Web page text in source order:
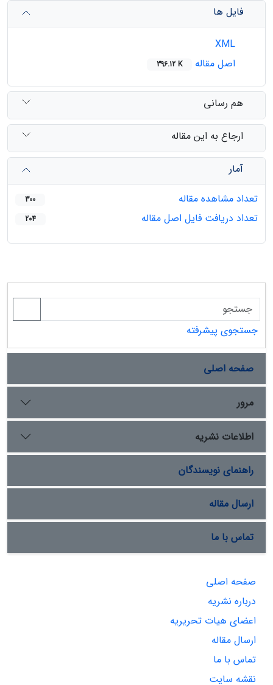
فایل ها
اصل مقاله
396.12 K
هم رسانی
ارجاع به این مقاله
آمار
تعداد مشاهده مقاله
300
تعداد دریافت فایل اصل مقاله 204
جستجوی پیشرفته
صفحه اصلی
مرور
اطلاعات نشریه
راهنمای نویسندگان
ارسال مقاله
تماس با ما
صفحه اصلی
درباره نشریه
اعضای هیات تحریریه
ارسال مقاله
تماس با ما
نقشه سایت